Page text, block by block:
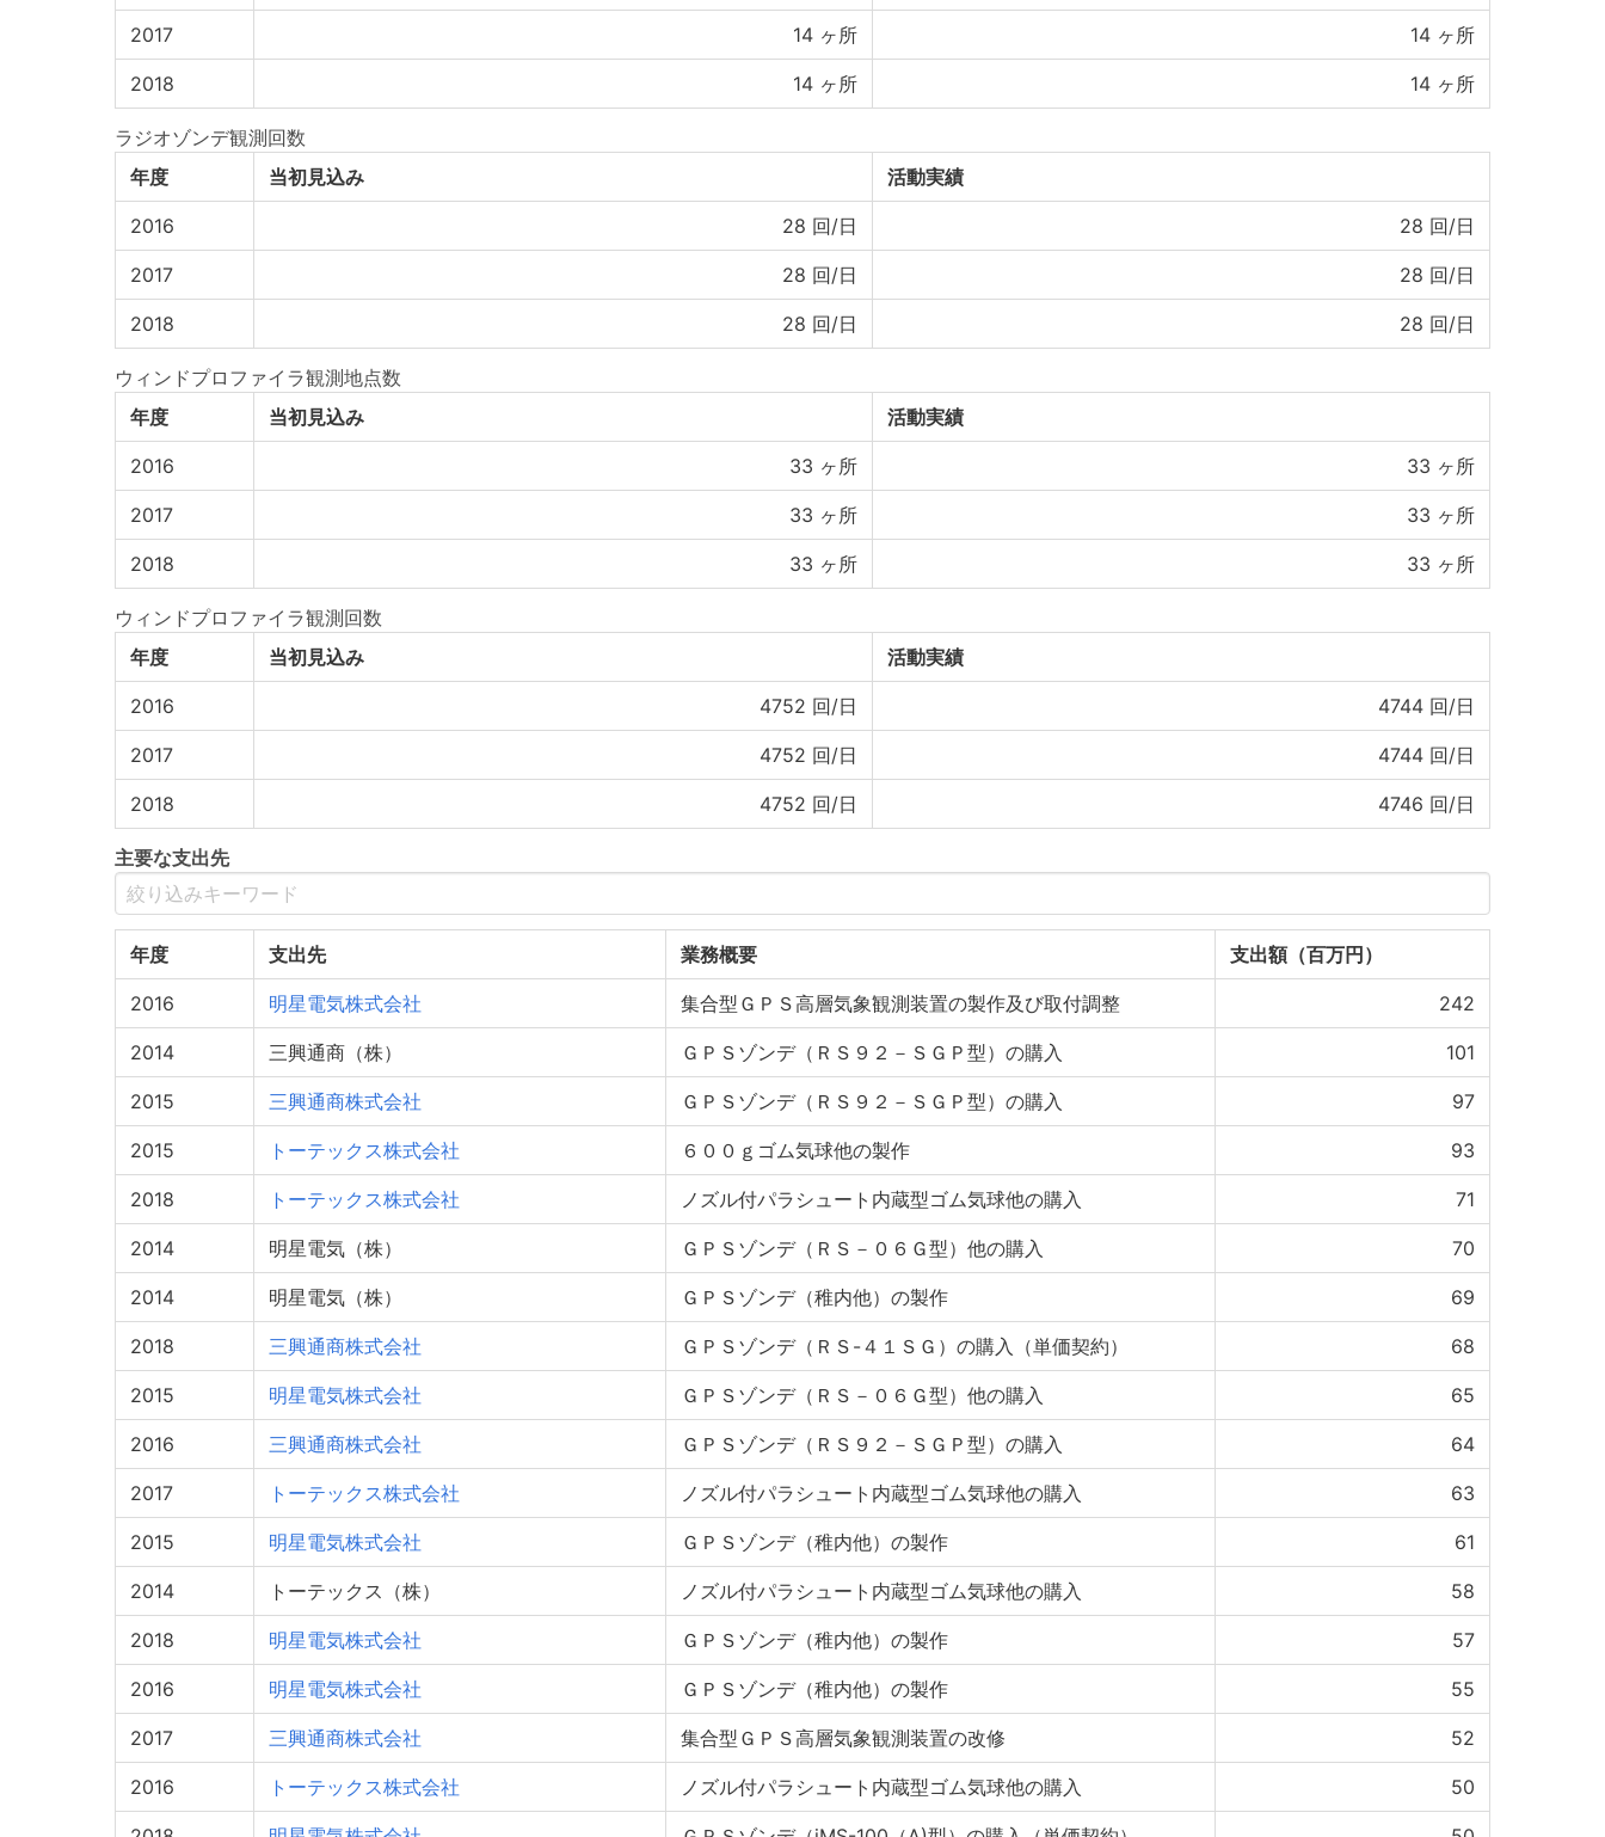
2017 14 ヶ所 14 ヶ所
2018 14 ヶ所 14 ヶ所
ラジオゾンデ観測回数
年度
当初見込み 活動実績
2016 28 回/日 28 回/日
2017 28 回/日 28 回/日
2018 28 回/日 28 回/日
ウィンドプロファイラ観測地点数
年度
当初見込み 活動実績
2016 33 ヶ所 33 ヶ所
2017 33 ヶ所 33 ヶ所
2018 33 ヶ所 33 ヶ所
ウィンドプロファイラ観測回数
年度
当初見込み 活動実績
2016 4752 回/日 4744 回/日
2017 4752 回/日 4744 回/日
2018 4752 回/日 4746 回/日
主要な支出先
年度 支出先 業務概要 支出額（百万円）
2016 明星電気株式会社 集合型ＧＰＳ高層気象観測装置の製作及び取付調整 242
2014 三興通商（株） ＧＰＳゾンデ（ＲＳ９２－ＳＧＰ型）の購入 101
2015 三興通商株式会社 ＧＰＳゾンデ（ＲＳ９２－ＳＧＰ型）の購入 97
2015 トーテックス株式会社 ６００ｇゴム気球他の製作 93
2018 トーテックス株式会社 ノズル付パラシュート内蔵型ゴム気球他の購入 71
2014 明星電気（株） ＧＰＳゾンデ（ＲＳ－０６Ｇ型）他の購入 70
2014 明星電気（株） ＧＰＳゾンデ（稚内他）の製作 69
2018 三興通商株式会社 ＧＰＳゾンデ（ＲＳ-４１ＳＧ）の購入（単価契約） 68
2015 明星電気株式会社 ＧＰＳゾンデ（ＲＳ－０６Ｇ型）他の購入 65
2016 三興通商株式会社 ＧＰＳゾンデ（ＲＳ９２－ＳＧＰ型）の購入 64
2017 トーテックス株式会社 ノズル付パラシュート内蔵型ゴム気球他の購入 63
2015 明星電気株式会社 ＧＰＳゾンデ（稚内他）の製作 61
2014 トーテックス（株） ノズル付パラシュート内蔵型ゴム気球他の購入 58
2018 明星電気株式会社 ＧＰＳゾンデ（稚内他）の製作 57
2016 明星電気株式会社 ＧＰＳゾンデ（稚内他）の製作 55
2017 三興通商株式会社 集合型ＧＰＳ高層気象観測装置の改修 52
2016 トーテックス株式会社 ノズル付パラシュート内蔵型ゴム気球他の購入 50